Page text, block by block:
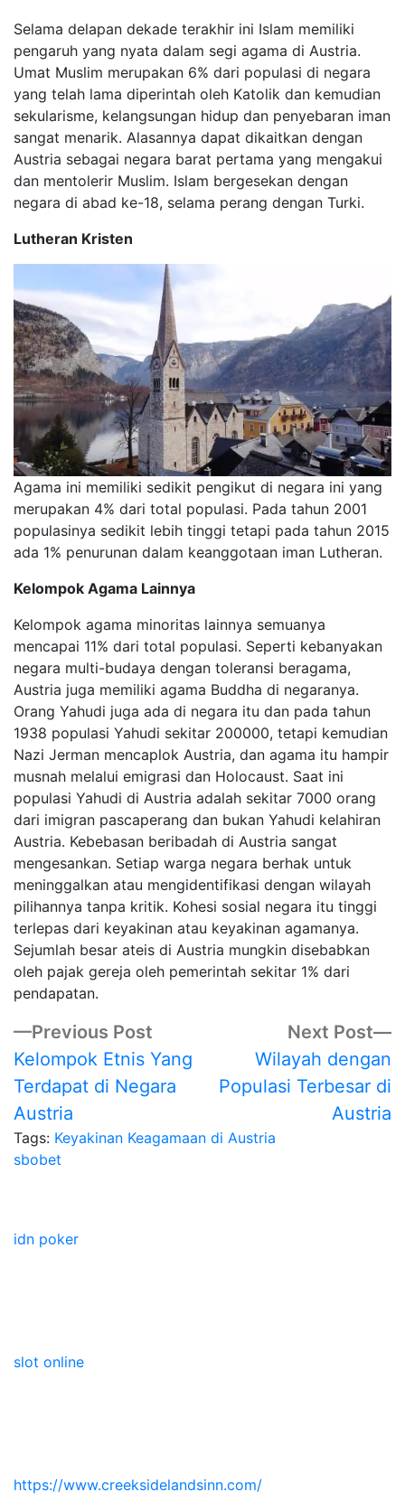
Selama delapan dekade terakhir ini Islam memiliki
pengaruh yang nyata dalam segi agama di Austria.
Umat ​​Muslim merupakan 6% dari populasi di negara
yang telah lama diperintah oleh Katolik dan kemudian
sekularisme, kelangsungan hidup dan penyebaran iman
sangat menarik. Alasannya dapat dikaitkan dengan
Austria sebagai negara barat pertama yang mengakui
dan mentolerir Muslim. Islam bergesekan dengan
negara di abad ke-18, selama perang dengan Turki.
Lutheran Kristen
Agama ini memiliki sedikit pengikut di negara ini yang
merupakan 4% dari total populasi. Pada tahun 2001
populasinya sedikit lebih tinggi tetapi pada tahun 2015
ada 1% penurunan dalam keanggotaan iman Lutheran.
Kelompok Agama Lainnya
Kelompok agama minoritas lainnya semuanya
mencapai 11% dari total populasi. Seperti kebanyakan
negara multi-budaya dengan toleransi beragama,
Austria juga memiliki agama Buddha di negaranya.
Orang Yahudi juga ada di negara itu dan pada tahun
1938 populasi Yahudi sekitar 200000, tetapi kemudian
Nazi Jerman mencaplok Austria, dan agama itu hampir
musnah melalui emigrasi dan Holocaust. Saat ini
populasi Yahudi di Austria adalah sekitar 7000 orang
dari imigran pascaperang dan bukan Yahudi kelahiran
Austria. Kebebasan beribadah di Austria sangat
mengesankan. Setiap warga negara berhak untuk
meninggalkan atau mengidentifikasi dengan wilayah
pilihannya tanpa kritik. Kohesi sosial negara itu tinggi
terlepas dari keyakinan atau keyakinan agamanya.
Sejumlah besar ateis di Austria mungkin disebabkan
oleh pajak gereja oleh pemerintah sekitar 1% dari
pendapatan.
Post
navigation
Previous Post
post:
Kelompok Etnis Yang
Terdapat di Negara
Austria
Next Post
Wilayah dengan
Populasi Terbesar di
Austria
Tags: Keyakinan Keagamaan di Austria
sbobet
idn poker
slot online
https://www.creeksidelandsinn.com/